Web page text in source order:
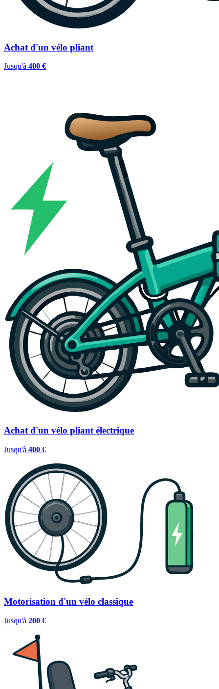
Achat d'un vélo pliant
Jusqu'à 400 €
Achat d'un vélo pliant électrique
Jusqu'à 400 €
Motorisation d'un vélo classique
Jusqu'à 200 €